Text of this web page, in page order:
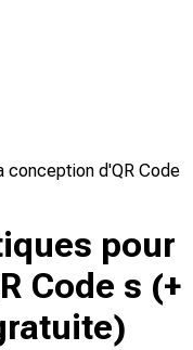
conception d'QR Code
pour
Code s (+